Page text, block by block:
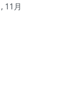
11月